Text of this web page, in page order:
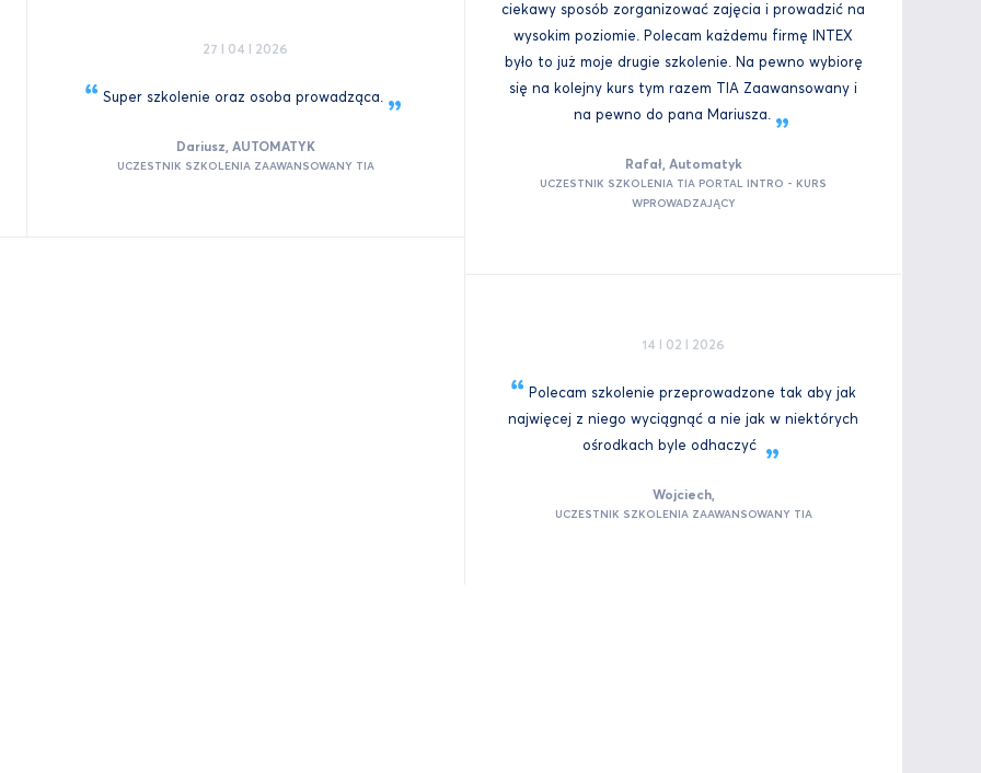
27 I 04 I 2026
Super szkolenie oraz osoba prowadząca.
Dariusz, AUTOMATYK
UCZESTNIK SZKOLENIA ZAAWANSOWANY TIA
ciekawy sposób zorganizować zajęcia i prowadzić na
wysokim poziomie. Polecam każdemu firmę INTEX
było to już moje drugie szkolenie. Na pewno wybiorę
się na kolejny kurs tym razem TIA Zaawansowany i
na pewno do pana Mariusza.
Rafał, Automatyk
UCZESTNIK SZKOLENIA TIA PORTAL INTRO - KURS
WPROWADZAJĄCY
14 I 02 I 2026
Polecam szkolenie przeprowadzone tak aby jak
najwięcej z niego wyciągnąć a nie jak w niektórych
ośrodkach byle odhaczyć
Wojciech,
UCZESTNIK SZKOLENIA ZAAWANSOWANY TIA